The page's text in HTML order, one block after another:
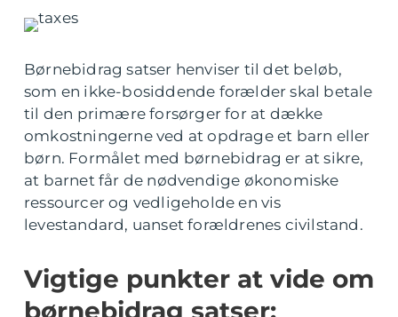
Børnebidrag satser henviser til det beløb,
som en ikke-bosiddende forælder skal betale
til den primære forsørger for at dække
omkostningerne ved at opdrage et barn eller
børn. Formålet med børnebidrag er at sikre,
at barnet får de nødvendige økonomiske
ressourcer og vedligeholde en vis
levestandard, uanset forældrenes civilstand.
Vigtige punkter at vide om
børnebidrag satser: